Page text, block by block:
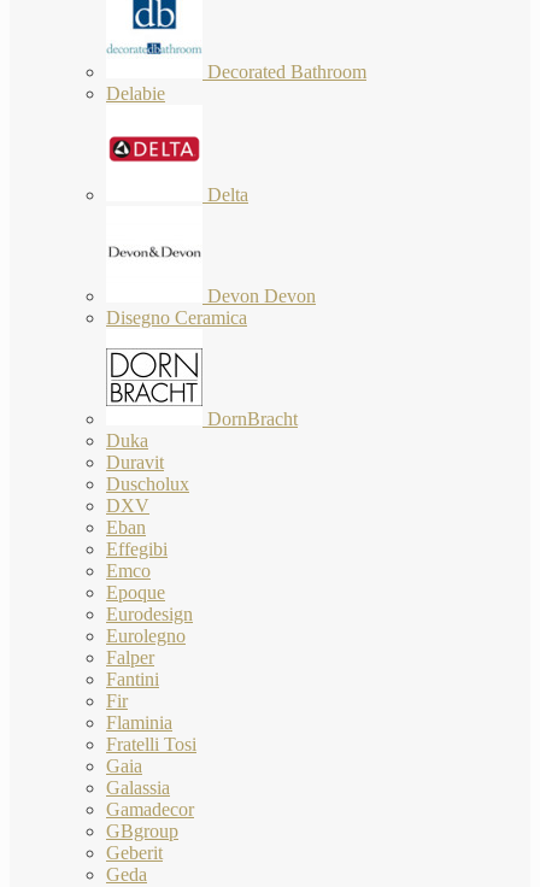
Decorated Bathroom
Delabie
Delta
Devon Devon
Disegno Ceramica
DornBracht
Duka
Duravit
Duscholux
DXV
Eban
Effegibi
Emco
Epoque
Eurodesign
Eurolegno
Falper
Fantini
Fir
Flaminia
Fratelli Tosi
Gaia
Galassia
Gamadecor
GBgroup
Geberit
Geda